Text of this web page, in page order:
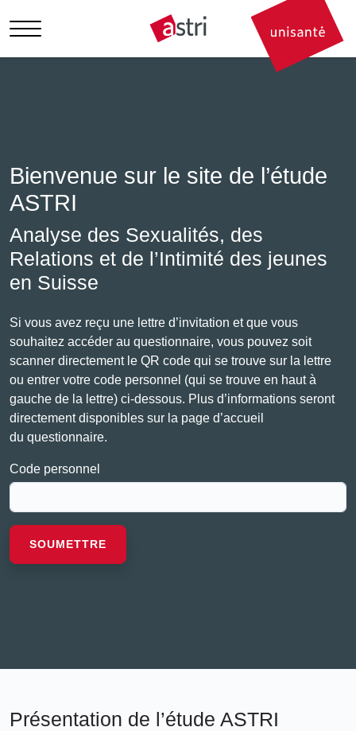
Bienvenue sur le site de l’étude
ASTRI
Analyse des Sexualités, des
Relations et de l’Intimité des jeunes
en Suisse
Si vous avez reçu une lettre d’invitation et que vous
souhaitez accéder au questionnaire, vous pouvez soit
scanner directement le QR code qui se trouve sur la lettre
ou entrer votre code personnel (qui se trouve en haut à
gauche de la lettre) ci-dessous. Plus d’informations seront
directement disponibles sur la page d’accueil
du questionnaire.
Code personnel
SOUMETTRE
Présentation de l’étude ASTRI